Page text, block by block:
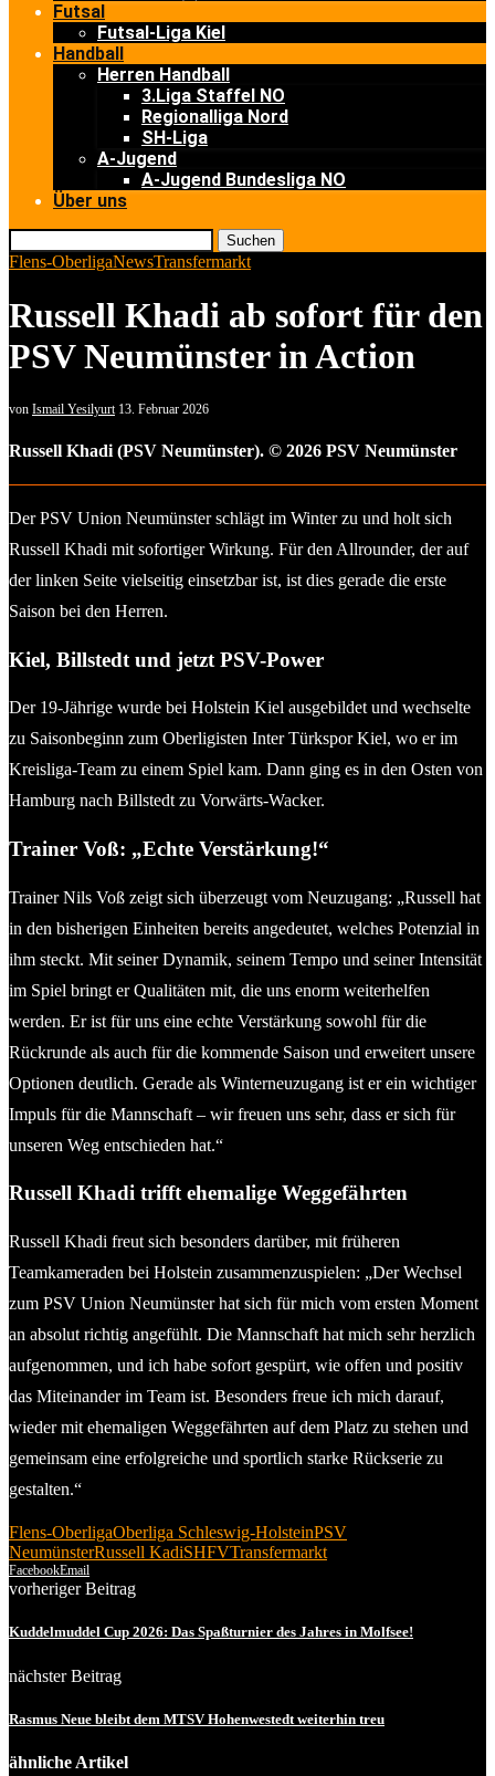
Futsal
Futsal-Liga Kiel
Handball
Herren Handball
3.Liga Staffel NO
Regionalliga Nord
SH-Liga
A-Jugend
A-Jugend Bundesliga NO
Über uns
Suchen
Flens-OberligaNewsTransfermarkt
Russell Khadi ab sofort für den
PSV Neumünster in Action
von Ismail Yesilyurt 13. Februar 2026
Russell Khadi (PSV Neumünster). © 2026 PSV Neumünster
Der PSV Union Neumünster schlägt im Winter zu und holt sich
Russell Khadi mit sofortiger Wirkung. Für den Allrounder, der auf
der linken Seite vielseitig einsetzbar ist, ist dies gerade die erste
Saison bei den Herren.
Kiel, Billstedt und jetzt PSV-Power
Der 19-Jährige wurde bei Holstein Kiel ausgebildet und wechselte
zu Saisonbeginn zum Oberligisten Inter Türkspor Kiel, wo er im
Kreisliga-Team zu einem Spiel kam. Dann ging es in den Osten von
Hamburg nach Billstedt zu Vorwärts-Wacker.
Trainer Voß: „Echte Verstärkung!“
Trainer Nils Voß zeigt sich überzeugt vom Neuzugang: „Russell hat
in den bisherigen Einheiten bereits angedeutet, welches Potenzial in
ihm steckt. Mit seiner Dynamik, seinem Tempo und seiner Intensität
im Spiel bringt er Qualitäten mit, die uns enorm weiterhelfen
werden. Er ist für uns eine echte Verstärkung sowohl für die
Rückrunde als auch für die kommende Saison und erweitert unsere
Optionen deutlich. Gerade als Winterneuzugang ist er ein wichtiger
Impuls für die Mannschaft – wir freuen uns sehr, dass er sich für
unseren Weg entschieden hat.“
Russell Khadi trifft ehemalige Weggefährten
Russell Khadi freut sich besonders darüber, mit früheren
Teamkameraden bei Holstein zusammenzuspielen: „Der Wechsel
zum PSV Union Neumünster hat sich für mich vom ersten Moment
an absolut richtig angefühlt. Die Mannschaft hat mich sehr herzlich
aufgenommen, und ich habe sofort gespürt, wie offen und positiv
das Miteinander im Team ist. Besonders freue ich mich darauf,
wieder mit ehemaligen Weggefährten auf dem Platz zu stehen und
gemeinsam eine erfolgreiche und sportlich starke Rückserie zu
gestalten.“
Flens-OberligaOberliga Schleswig-HolsteinPSV
NeumünsterRussell KadiSHFVTransfermarkt
FacebookEmail
vorheriger Beitrag
Kuddelmuddel Cup 2026: Das Spaßturnier des Jahres in Molfsee!
nächster Beitrag
Rasmus Neue bleibt dem MTSV Hohenwestedt weiterhin treu
ähnliche Artikel